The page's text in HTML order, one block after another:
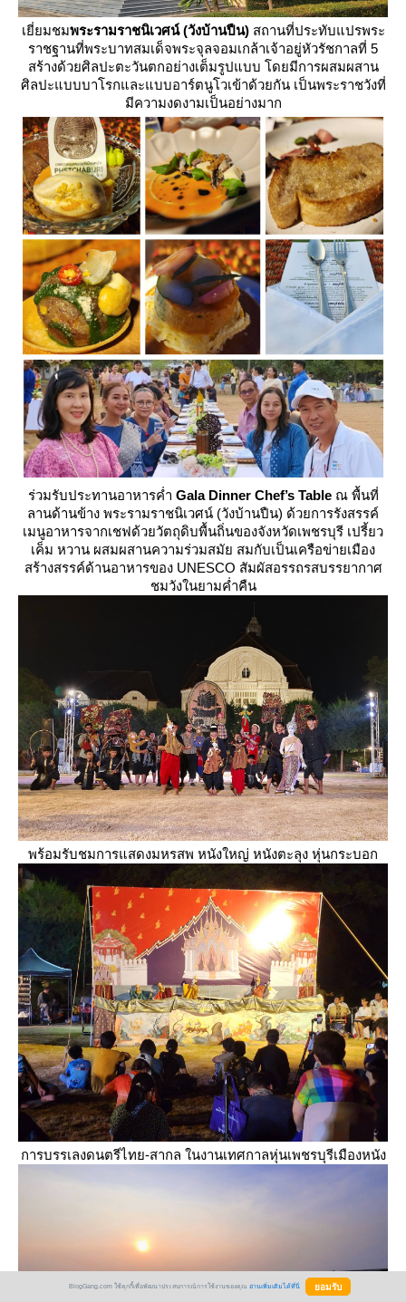
เยี่ยมชมพระรามราชนิเวศน์ (วังบ้านปืน)สถานที่ประทับแปรพระ
ราชฐานที่พระบาทสมเด็จพระจุลจอมเกล้าเจ้าอยู่หัวรัชกาลที่ 5
สร้างด้วยศิลปะตะวันตกอย่างเต็มรูปแบบ โดยมีการผสมผสาน
ศิลปะแบบบาโรกและแบบอาร์ตนูโวเข้าด้วยกัน เป็นพระราชวังที่
มีความงดงามเป็นอย่างมาก
ร่วมรับประทานอาหารค่ำ Gala Dinner Chef’s Tableณ พื้นที่
ลานด้านข้าง พระรามราชนิเวศน์ (วังบ้านปืน) ด้วยการรังสรรค์
เมนูอาหารจากเชฟด้วยวัตถุดิบพื้นถิ่นของจังหวัดเพชรบุรี เปรี้ยว
เค็ม หวาน ผสมผสานความร่วมสมัย สมกับเป็นเครือข่ายเมือง
สร้างสรรค์ด้านอาหารของ UNESCO สัมผัสอรรถรสบรรยากาศ
ชมวังในยามค่ำคืน
พร้อมรับชมการแสดงมหรสพ หนังใหญ่ หนังตะลุง หุ่นกระบอก
การบรรเลงดนตรีไทย-สากล ในงานเทศกาลหุ่นเพชรบุรีเมืองหนัง
BlogGang.com ใช้คุกกี้เพื่อพัฒนาประสบการณ์การใช้งานของคุณ อ่านเพิ่มเติมได้ที่นี่